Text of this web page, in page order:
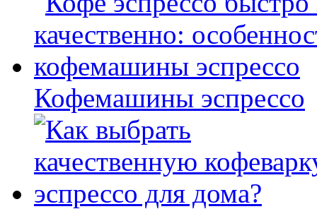
Кофемашины эспрессо